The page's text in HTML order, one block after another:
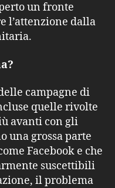
un fronte
l’attenzione dalla
campagne di
quelle rivolte
avanti con gli
una grossa parte
Facebook e che
suscettibili
il problema